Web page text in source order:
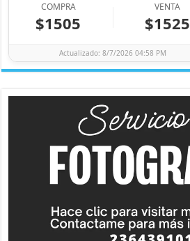
COMPRA
$1505
VENTA
$1525
Actualizado: 8/7/2026 04:58 PM